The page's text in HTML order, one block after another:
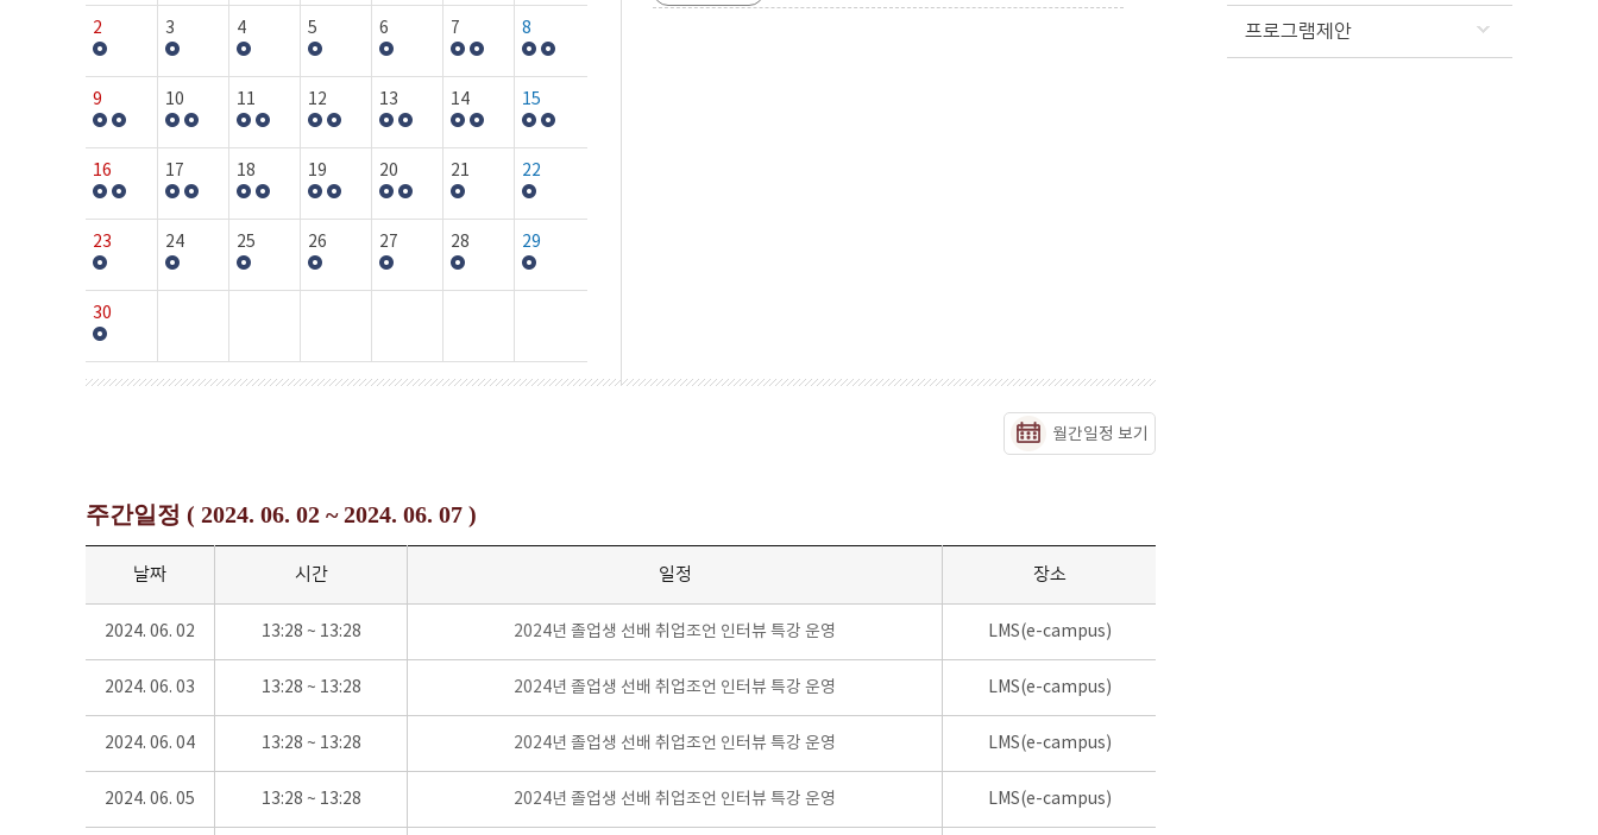
프로그램제안
2 3 4 5 6 7 8
9 10 11 12 13 14 15
16 17 18 19 20 21 22
23 24 25 26 27 28 29
30
월간일정 보기
주간일정 ( 2024. 06. 02 ~ 2024. 06. 07 )
날짜 시간 일정 장소
2024. 06. 02 13:28 ~ 13:28 2024년 졸업생 선배 취업조언 인터뷰 특강 운영 LMS(e-campus)
2024. 06. 03 13:28 ~ 13:28 2024년 졸업생 선배 취업조언 인터뷰 특강 운영 LMS(e-campus)
2024. 06. 04 13:28 ~ 13:28 2024년 졸업생 선배 취업조언 인터뷰 특강 운영 LMS(e-campus)
2024. 06. 05 13:28 ~ 13:28 2024년 졸업생 선배 취업조언 인터뷰 특강 운영 LMS(e-campus)